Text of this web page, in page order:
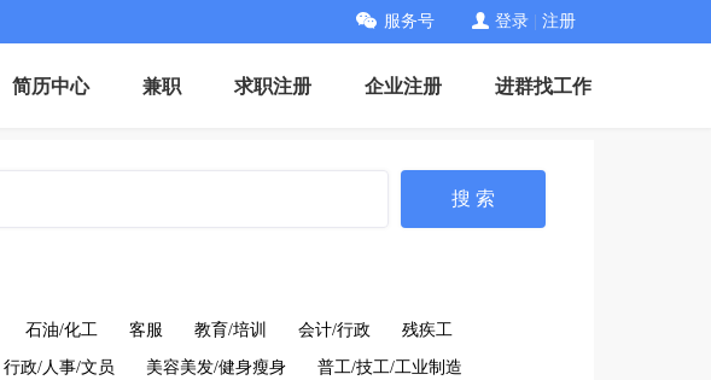
服务号 登录 注册
简历中心 兼职 求职注册 企业注册 进群找工作
搜 索
石油/化工 客服 教育/培训 会计/行政 残疾工
行政/人事/文员 美容美发/健身瘦身 普工/技工/工业制造